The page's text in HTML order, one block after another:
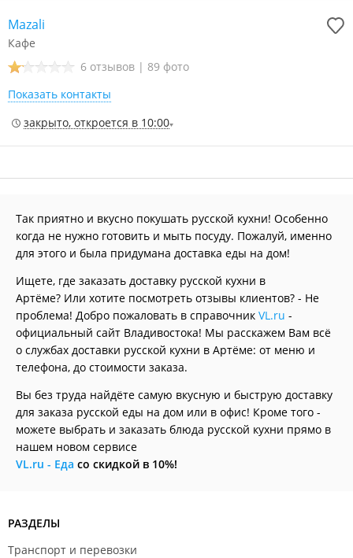
Mazali
Кафе
6 отзывов | 89 фото
Показать контакты
закрыто, откроется в 10:00
Так приятно и вкусно покушать русской кухни! Особенно
когда не нужно готовить и мыть посуду. Пожалуй, именно
для этого и была придумана доставка еды на дом!
Ищете, где заказать доставку русской кухни в
Артёме? Или хотите посмотреть отзывы клиентов? - Не
проблема! Добро пожаловать в справочник VL.ru -
официальный сайт Владивостока! Мы расскажем Вам всё
о службах доставки русской кухни в Артёме: от меню и
телефона, до стоимости заказа.
Вы без труда найдёте самую вкусную и быструю доставку
для заказа русской еды на дом или в офис! Кроме того -
можете выбрать и заказать блюда русской кухни прямо в
нашем новом сервисе
VL.ru - Еда со скидкой в 10%!
РАЗДЕЛЫ
Транспорт и перевозки